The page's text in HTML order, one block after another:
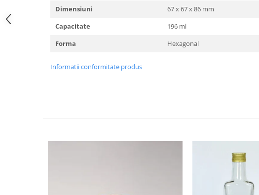
Toamna și Halloween
Valentine's Day
Buchete extravagante
Dimensiuni
67 x 67 x 86 mm
Capacitate
196 ml
Forma
Hexagonal
Informatii conformitate produs